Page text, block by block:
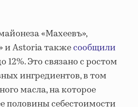
«Махеевъ»,
и Astoria такжесообщили
12%. Это связано с ростом
ингредиентов, в том
масла, на которое
половины себестоимости